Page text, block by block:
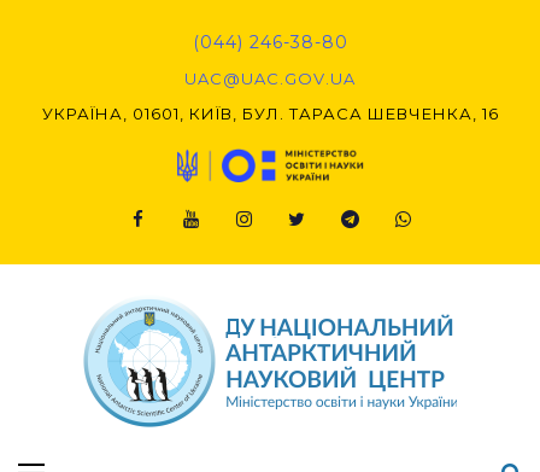
(044) 246-38-80
UAC@UAC.GOV.UA​​
УКРАЇНА, 01601, КИЇВ, БУЛ. ТАРАСА ШЕВЧЕНКА, 16